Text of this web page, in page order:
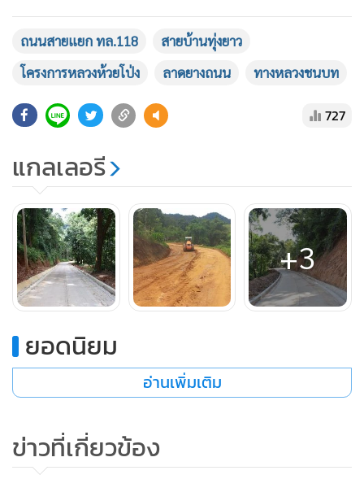
อำเภอเวียงป่าเป้า จังหวัดเชียงราย รวมระยะทาง 19.800
ระหว่างดำเนินการก่อสร้างรางระบายน้ำ คาดว่าจะก่อสร้างแล้ว
เสร็จสมบูรณ์ในช่วงกลางปี 2567
โดยก่อสร้างเป็นผิวจราจรแบบแอสฟัลติกคอนกรีต 2 ช่องจราจร
ไป-กลับ พร้อมก่อสร้างสะพานคอนกรีตเสริมเหล็ก 3 แห่ง
ก่อสร้างท่อลอดเหลี่ยม ระบบระบายน้ำคอนกรีตเสริมเหล็ก
เครื่องหมายจราจรบนผิวทาง ระบบระบายน้ำ ติดตั้งเครื่องหมาย
ก่อสร้างรวม 84.090 ล้านบาท
โครงการก่อสร้างถนนสายแยก ทล.118-บ้านทุ่งยาว (ช่วงที่ 2)
กิโลเมตร ปัจจุบันผลการดำเนินงานมีความคืบหน้าไปแล้วกว่า 71
% ขณะนี้อยู่ระหว่างการก่อสร้างชั้นผิวจราจรคอนกรีต ราง
ถนนสายแยก ทล.118
สายบ้านทุ่งยาว
โครงการหลวงห้วยโป่ง
ลาดยางถนน ทางหลวงชนบท
727
แกลเลอรี
+3
ยอดนิยม
อ่านเพิ่มเติม
ข่าวที่เกี่ยวข้อง